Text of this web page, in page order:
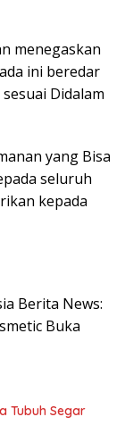
menegaskan
ini beredar
Didalam
yang Bisa
seluruh
kepada
Berita News:
Buka
Tubuh Segar